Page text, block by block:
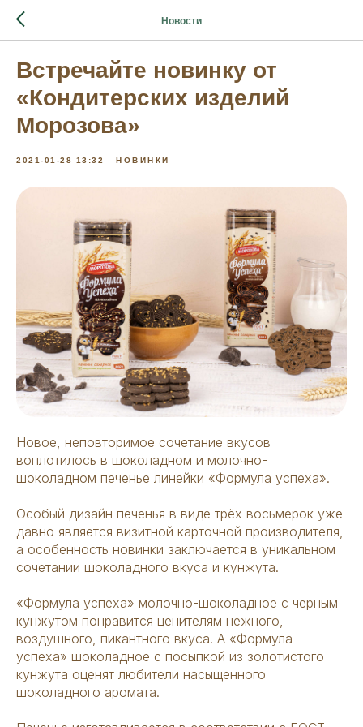
Новости
Встречайте новинку от
«Кондитерских изделий
Морозова»
2021-01-28 13:32 НОВИНКИ
Новое, неповторимое сочетание вкусов
воплотилось в шоколадном и молочно-
шоколадном печенье линейки «Формула успеха».
Особый дизайн печенья в виде трёх восьмерок уже
давно является визитной карточной производителя,
а особенность новинки заключается в уникальном
сочетании шоколадного вкуса и кунжута.
«Формула успеха» молочно-шоколадное с черным
кунжутом понравится ценителям нежного,
воздушного, пикантного вкуса. А «Формула
успеха» шоколадное с посыпкой из золотистого
кунжута оценят любители насыщенного
шоколадного аромата.